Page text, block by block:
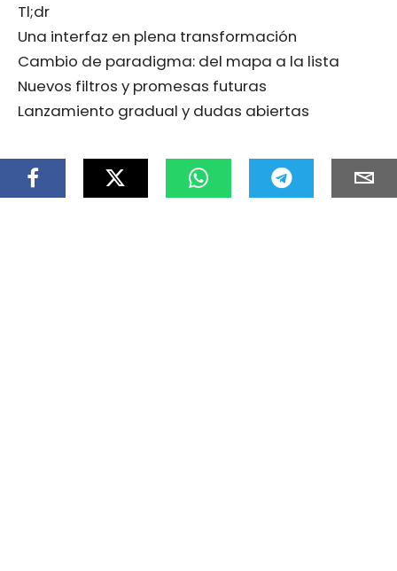
Tl;dr
Una interfaz en plena transformación
Cambio de paradigma: del mapa a la lista
Nuevos filtros y promesas futuras
Lanzamiento gradual y dudas abiertas